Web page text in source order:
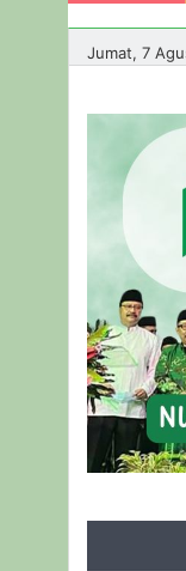
Jumat, 7